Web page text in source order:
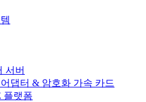
서버
댑터 & 암호화 가속 카드
플랫폼